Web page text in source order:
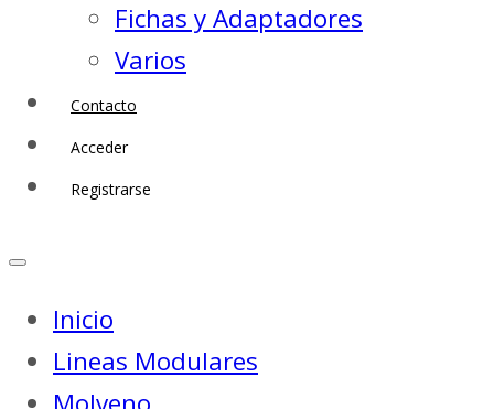
Fichas y Adaptadores
Varios
Contacto
Acceder
Registrarse
Inicio
Lineas Modulares